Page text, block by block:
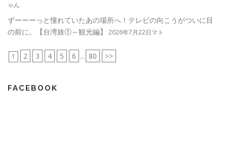
ゃん
ずーーーっと憧れていたあの場所へ！テレビの向こうがついに目
の前に。【台湾旅①～観光編】
2026年7月22日マト
1 2 3 4 5 6 ... 80 >>
FACEBOOK